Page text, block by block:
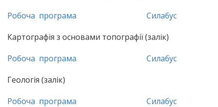
Робоча програма
Силабус
Картографія з основами топографії (залік)
Робоча програма
Силабус
Геологія (залік)
Робоча програма
Силабус